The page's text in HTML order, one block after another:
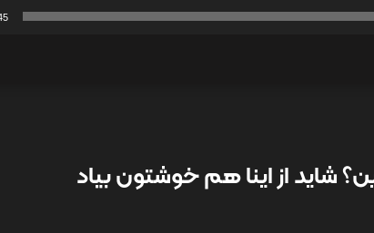
شاید از اینا هم خوشتون بیاد